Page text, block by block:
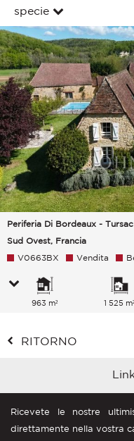
specie
Periferia Di Bordeaux - Tursac
Sud Ovest, Francia
V0663BX Vendita
963 m² 1 525 m²
RITORNO
Ricevete le nostre
direttamente nella vostra